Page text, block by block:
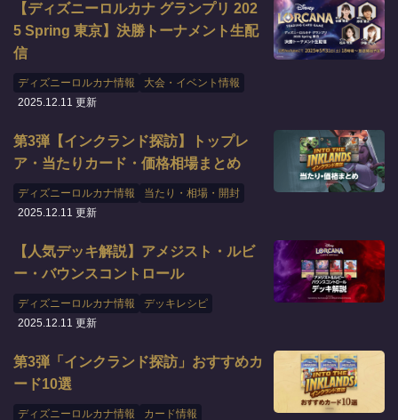
【ディズニーロルカナ グランプリ 202
5 Spring 東京】決勝トーナメント生配
信
ディズニーロルカナ情報
大会・イベント情報
2025.12.11 更新
第3弾【インクランド探訪】トップレ
ア・当たりカード・価格相場まとめ
ディズニーロルカナ情報
当たり・相場・開封
2025.12.11 更新
【人気デッキ解説】アメジスト・ルビ
ー・バウンスコントロール
ディズニーロルカナ情報
デッキレシピ
2025.12.11 更新
第3弾「インクランド探訪」おすすめカ
ード10選
ディズニーロルカナ情報
カード情報